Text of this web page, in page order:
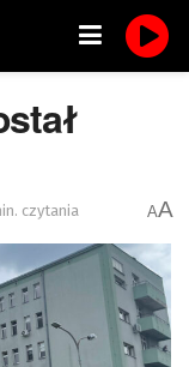
czytania AA